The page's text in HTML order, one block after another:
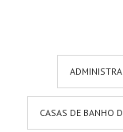
CASAS DE BANHO